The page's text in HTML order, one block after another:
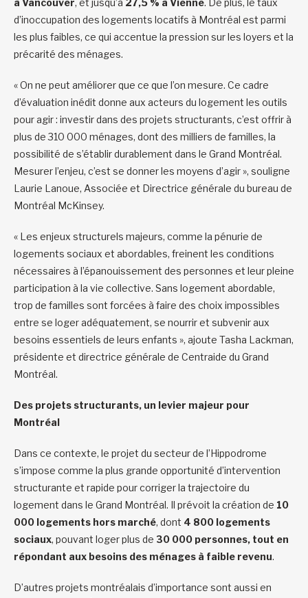
à Vancouver, et jusqu’à 27,5 % à Vienne. De plus, le taux
d’inoccupation des logements locatifs à Montréal est parmi
les plus faibles, ce qui accentue la pression sur les loyers et la
précarité des ménages.
« On ne peut améliorer que ce que l’on mesure. Ce cadre
d’évaluation inédit donne aux acteurs du logement les outils
pour agir : investir dans des projets structurants, c’est offrir à
plus de 310 000 ménages, dont des milliers de familles, la
possibilité de s’établir durablement dans le Grand Montréal.
Mesurer l’enjeu, c’est se donner les moyens d’agir », souligne
Laurie Lanoue, Associée et Directrice générale du bureau de
Montréal McKinsey.
« Les enjeux structurels majeurs, comme la pénurie de
logements sociaux et abordables, freinent les conditions
nécessaires à l’épanouissement des personnes et leur pleine
participation à la vie collective. Sans logement abordable,
trop de familles sont forcées à faire des choix impossibles
entre se loger adéquatement, se nourrir et subvenir aux
besoins essentiels de leurs enfants », ajoute Tasha Lackman,
présidente et directrice générale de Centraide du Grand
Montréal.
Des projets structurants, un levier majeur pour
Montréal
Dans ce contexte, le projet du secteur de l’Hippodrome
s’impose comme la plus grande opportunité d’intervention
structurante et rapide pour corriger la trajectoire du
logement dans le Grand Montréal. Il prévoit la création de 10
000 logements hors marché, dont 4 800 logements
sociaux, pouvant loger plus de 30 000 personnes, tout en
répondant aux besoins des ménages à faible revenu.
D’autres projets montréalais d’importance sont aussi en